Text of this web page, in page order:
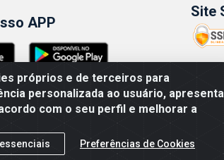
próprios e de terceiros para
personalizada ao usuário,
com o seu perfil e melhorar a
Preferências de Cookies
APP
Site
COMÉRCIO ATACADISTA LTDA - CNPJ: